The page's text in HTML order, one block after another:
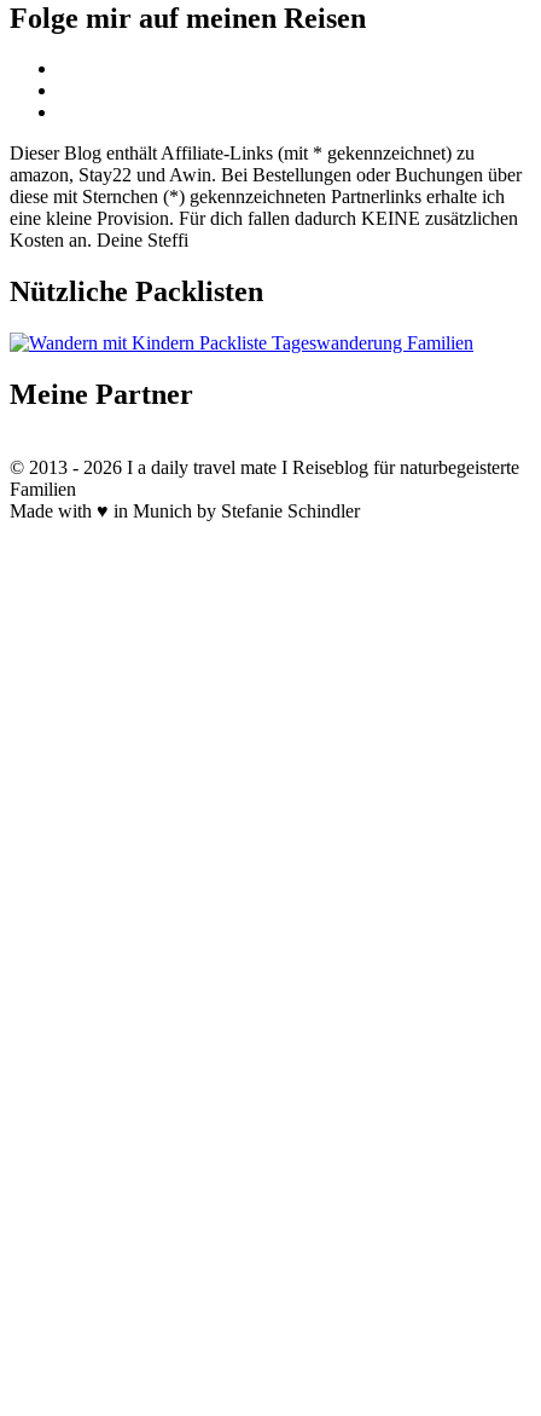
Folge mir auf meinen Reisen
Dieser Blog enthält Affiliate-Links (mit * gekennzeichnet) zu
amazon, Stay22 und Awin. Bei Bestellungen oder Buchungen über
diese mit Sternchen (*) gekennzeichneten Partnerlinks erhalte ich
eine kleine Provision. Für dich fallen dadurch KEINE zusätzlichen
Kosten an. Deine Steffi
Nützliche Packlisten
Meine Partner
© 2013 - 2026 I a daily travel mate I Reiseblog für naturbegeisterte
Familien
Made with ♥ in Munich by Stefanie Schindler